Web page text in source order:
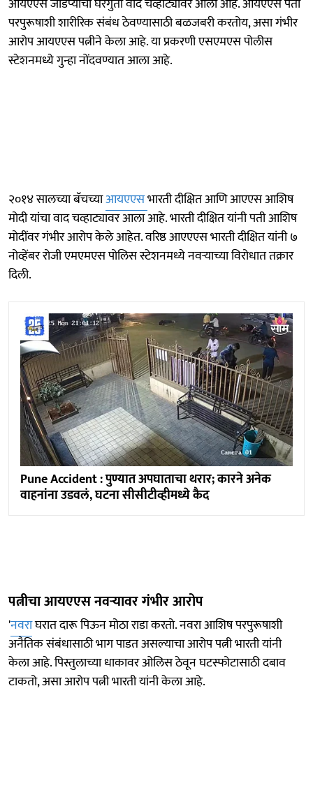
परपुरूषाशी शारीरिक संबंध ठेवण्यासाठी बळजबरी करतोय, असा गंभीर
आरोप आयएएस पत्नीने केला आहे. या प्रकरणी एसएमएस पोलीस
स्टेशनमध्ये गुन्हा नोंदवण्यात आला आहे.
२०१४ सालच्या बॅचच्याआयएएसभारती दीक्षित आणि आएएस आशिष
मोदी यांचा वाद चव्हाट्यावर आला आहे. भारती दीक्षित यांनी पती आशिष
मोदींवर गंभीर आरोप केले आहेत. वरिष्ठ आएएएस भारती दीक्षित यांनी ७
नोव्हेंबर रोजी एमएमएस पोलिस स्टेशनमध्ये नवऱ्याच्या विरोधात तक्रार
दिली.
Pune Accident : पुण्यात अपघाताचा थरार; कारने अनेक
वाहनांना उडवलं, घटना सीसीटीव्हीमध्ये कैद
पत्नीचा आयएएस नवऱ्यावर गंभीर आरोप
'नवराघरात दारू पिऊन मोठा राडा करतो. नवरा आशिष परपुरूषाशी
अनैतिक संबंधासाठी भाग पाडत असल्याचा आरोप पत्नी भारती यांनी
केला आहे. पिस्तुलाच्या धाकावर ओलिस ठेवून घटस्फोटासाठी दबाव
टाकतो, असा आरोप पत्नी भारती यांनी केला आहे.